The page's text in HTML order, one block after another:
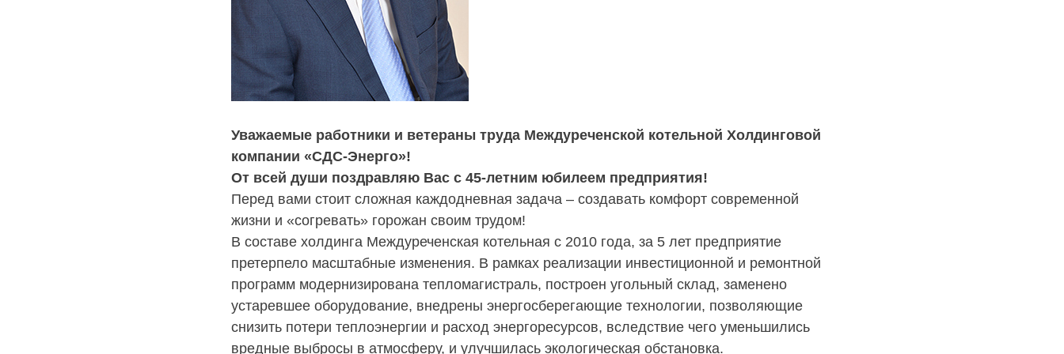
Уважаемые работники и ветераны труда Междуреченской котельной Холдинговой
компании «СДС-Энерго»!
От всей души поздравляю Вас с 45-летним юбилеем предприятия!
Перед вами стоит сложная каждодневная задача – создавать комфорт современной
жизни и «согревать» горожан своим трудом!
В составе холдинга Междуреченская котельная с 2010 года, за 5 лет предприятие
претерпело масштабные изменения. В рамках реализации инвестиционной и ремонтной
программ модернизирована тепломагистраль, построен угольный склад, заменено
устаревшее оборудование, внедрены энергосберегающие технологии, позволяющие
снизить потери теплоэнергии и расход энергоресурсов, вследствие чего уменьшились
вредные выбросы в атмосферу, и улучшилась экологическая обстановка.